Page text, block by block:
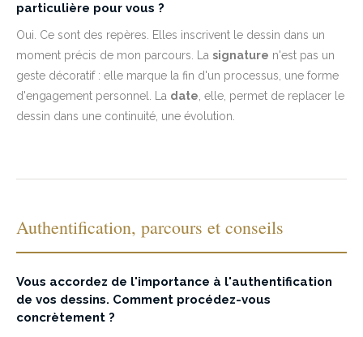
particulière pour vous ?
Oui. Ce sont des repères. Elles inscrivent le dessin dans un
moment précis de mon parcours. La signature n'est pas un
geste décoratif : elle marque la fin d'un processus, une forme
d'engagement personnel. La date , elle, permet de replacer le
dessin dans une continuité, une évolution.
Authentification, parcours et conseils
Vous accordez de l'importance à l'authentification
de vos dessins. Comment procédez-vous
concrètement ?